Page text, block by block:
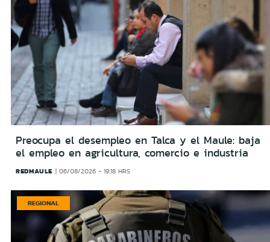
Preocupa el desempleo en Talca y el Maule: baja
el empleo en agricultura, comercio e industria
REDMAULE 06/08/2026 - 19:18 HRS
REGIONAL